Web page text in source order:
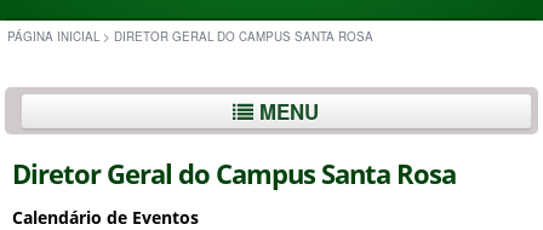
PÁGINA INICIAL > DIRETOR GERAL DO CAMPUS SANTA ROSA
MENU
Diretor Geral do Campus Santa Rosa
Calendário de Eventos